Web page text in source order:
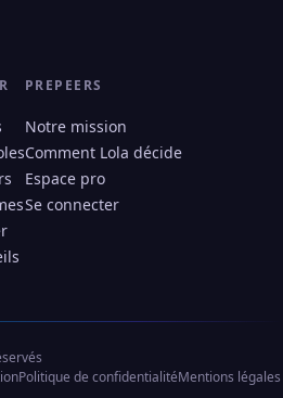
PREPEERS
Notre mission
Comment Lola décide
Espace pro
Se connecter
Politique de confidentialitéMentions légales